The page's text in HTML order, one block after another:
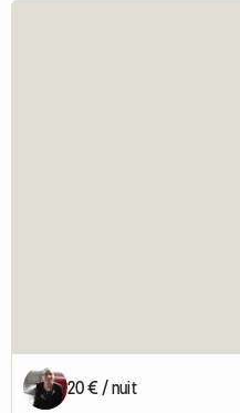
20 € / nuit